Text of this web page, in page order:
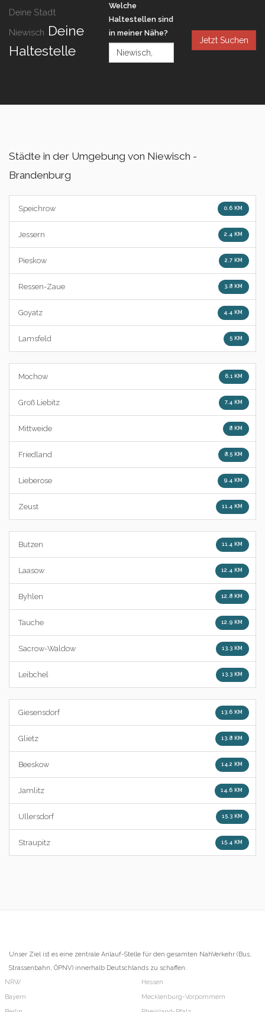
Deine Stadt
Niewisch Deine
Haltestelle
Welche
Haltestellen sind
in meiner Nähe?
Jetzt Suchen
Städte in der Umgebung von Niewisch -
Brandenburg
Speichrow 0.6 KM
Jessern 2.4 KM
Pieskow 2.7 KM
Ressen-Zaue 3.8 KM
Goyatz 4.4 KM
Lamsfeld 5 KM
Mochow 6.1 KM
Groß Liebitz 7.4 KM
Mittweide 8 KM
Friedland 8.5 KM
Lieberose 9.4 KM
Zeust 11.4 KM
Butzen 11.4 KM
Laasow 12.4 KM
Byhlen 12.8 KM
Tauche 12.9 KM
Sacrow-Waldow 13.3 KM
Leibchel 13.3 KM
Giesensdorf 13.6 KM
Glietz 13.8 KM
Beeskow 14.2 KM
Jamlitz 14.6 KM
Ullersdorf 15.3 KM
Straupitz 15.4 KM
Unser Ziel ist es eine zentrale Anlauf-Stelle für den gesamten NahVerkehr (Bus,
Strassenbahn, ÖPNV) innerhalb Deutschlands zu schaffen.
NRW
Bayern
Hessen
Mecklenburg-Vorpommern